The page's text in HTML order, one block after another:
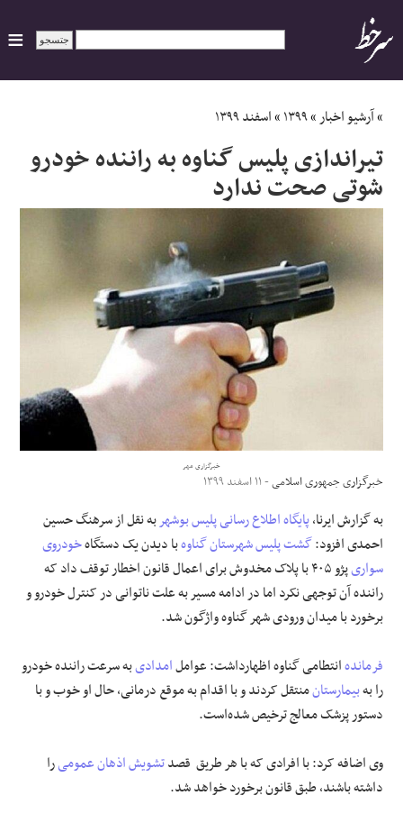
ایران
سیاسی
اقتصاد
ورزشی
جهان
فرهنگی و هنری
مقالات
»آرشیو اخبار»۱۳۹۹»اسفند ۱۳۹۹
تیراندازی پلیس گناوه به راننده خودرو
شوتی صحت ندارد
خبرگزاری مهر
خبرگزاری جمهوری اسلامی- ۱۱ اسفند ۱۳۹۹
به گزارش ایرنا،پایگاه اطلاع رسانیپلیس بوشهربه نقل از سرهنگ حسین
احمدی افزود:گشت پلیسشهرستان گناوهبا دیدن یک دستگاهخودروی
سواری
پژو ۴۰۵ با پلاک مخدوش برای اعمال قانون اخطار توقف داد که
راننده آن توجهی نکرد اما در ادامه مسیر به علت ناتوانی در کنترل خودرو و
برخورد با میدان ورودی شهر گناوه واژگون ‌شد.
فرماندهانتطامی گناوه اظهارداشت: عواملامدادیبه سرعت راننده خودرو
را بهبیمارستانمنتقل کردند و با اقدام به موقع درمانی، حال او خوب و با
دستور پزشک معالج ترخیص شده‌است.
وی اضافه کرد: با افرادی که با هر طریق قصدتشویش اذهان عمومیرا
داشته باشند، طبق قانون برخورد خواهد شد.